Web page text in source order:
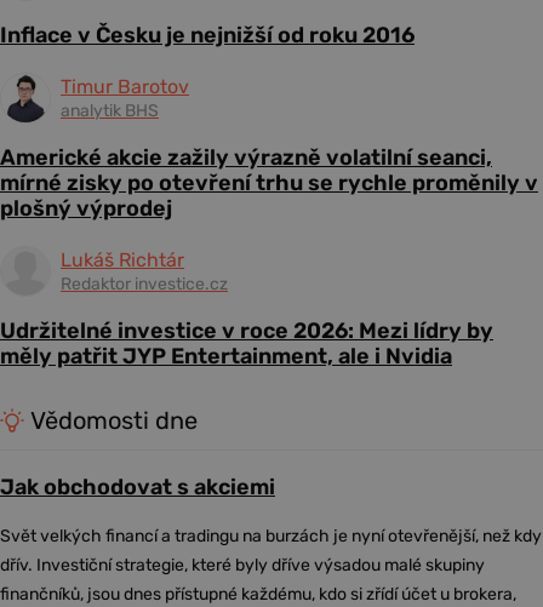
Inflace v Česku je nejnižší od roku 2016
Timur Barotov
analytik BHS
Americké akcie zažily výrazně volatilní seanci,
mírné zisky po otevření trhu se rychle proměnily v
plošný výprodej
Lukáš Richtár
Redaktor investice.cz
Udržitelné investice v roce 2026: Mezi lídry by
měly patřit JYP Entertainment, ale i Nvidia
Vědomosti dne
Jak obchodovat s akciemi
Svět velkých financí a tradingu na burzách je nyní otevřenější, než kdy
dřív. Investiční strategie, které byly dříve výsadou malé skupiny
finančníků, jsou dnes přístupné každému, kdo si zřídí účet u brokera,